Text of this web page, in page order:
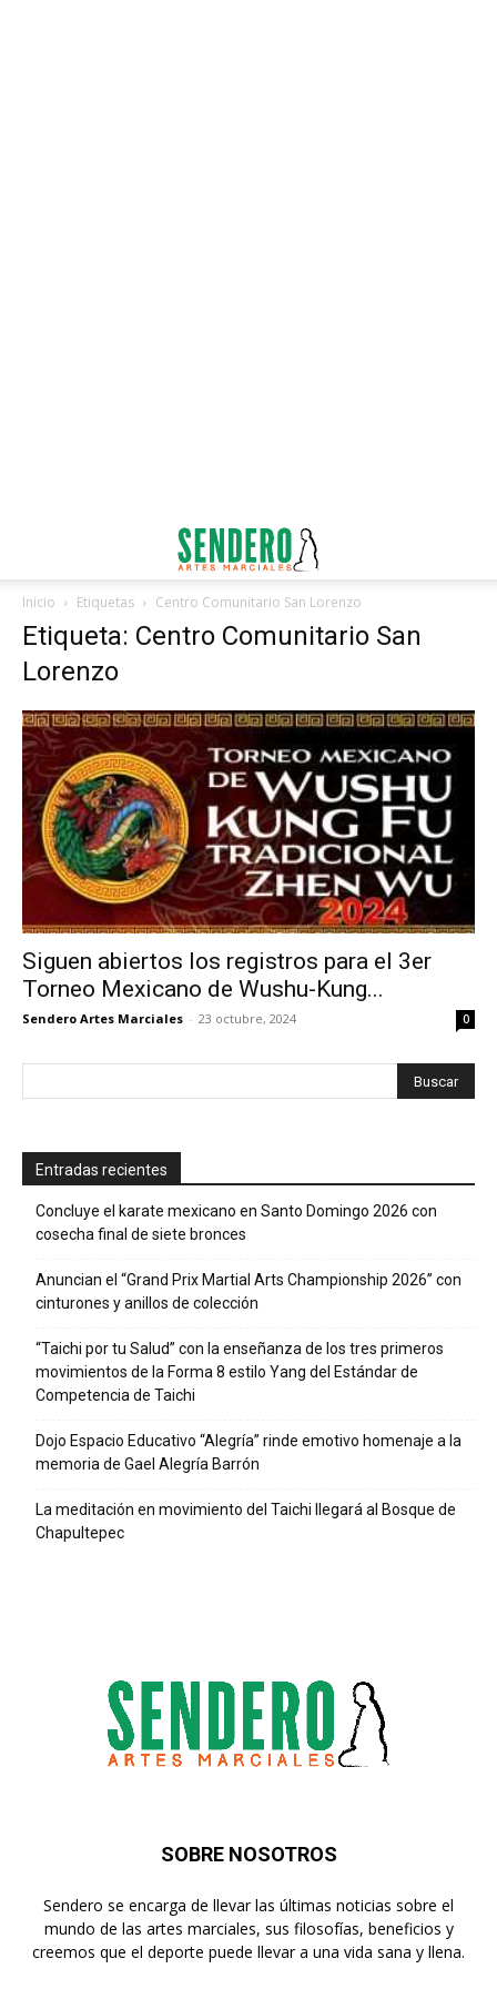
Inicio Etiquetas Centro Comunitario San Lorenzo
Etiqueta: Centro Comunitario San
Lorenzo
Siguen abiertos los registros para el 3er
Torneo Mexicano de Wushu-Kung...
Sendero Artes Marciales - 23 octubre, 2024 0
Entradas recientes
Concluye el karate mexicano en Santo Domingo 2026 con
cosecha final de siete bronces
Anuncian el “Grand Prix Martial Arts Championship 2026” con
cinturones y anillos de colección
“Taichi por tu Salud” con la enseñanza de los tres primeros
movimientos de la Forma 8 estilo Yang del Estándar de
Competencia de Taichi
Dojo Espacio Educativo “Alegría” rinde emotivo homenaje a la
memoria de Gael Alegría Barrón
La meditación en movimiento del Taichi llegará al Bosque de
Chapultepec
SOBRE NOSOTROS
Sendero se encarga de llevar las últimas noticias sobre el
mundo de las artes marciales, sus filosofías, beneficios y
creemos que el deporte puede llevar a una vida sana y llena.